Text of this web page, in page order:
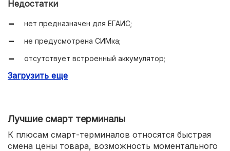
хорошее качество печати;
удобная клавиатура с влагозащитой;
легкий вес.
Недостатки
нет предназначен для ЕГАИС;
не предусмотрена СИМка;
отсутствует встроенный аккумулятор;
нет синхронизации с денежным контейнером;
Загрузить еще
Лучшие смарт терминалы
К плюсам смарт-терминалов относятся быстрая
смена цены товара, возможность моментального